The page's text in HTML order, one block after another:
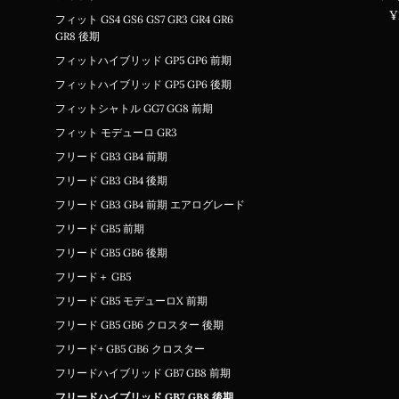
フィット GS4 GS6 GS7 GR3 GR4 GR6
GR8 後期
フィットハイブリッド GP5 GP6 前期
フィットハイブリッド GP5 GP6 後期
フィットシャトル GG7 GG8 前期
フィット モデューロ GR3
フリード GB3 GB4 前期
フリード GB3 GB4 後期
フリード GB3 GB4 前期 エアログレード
フリード GB5 前期
フリード GB5 GB6 後期
フリード＋ GB5
フリード GB5 モデューロX 前期
フリード GB5 GB6 クロスター 後期
フリード+ GB5 GB6 クロスター
フリードハイブリッド GB7 GB8 前期